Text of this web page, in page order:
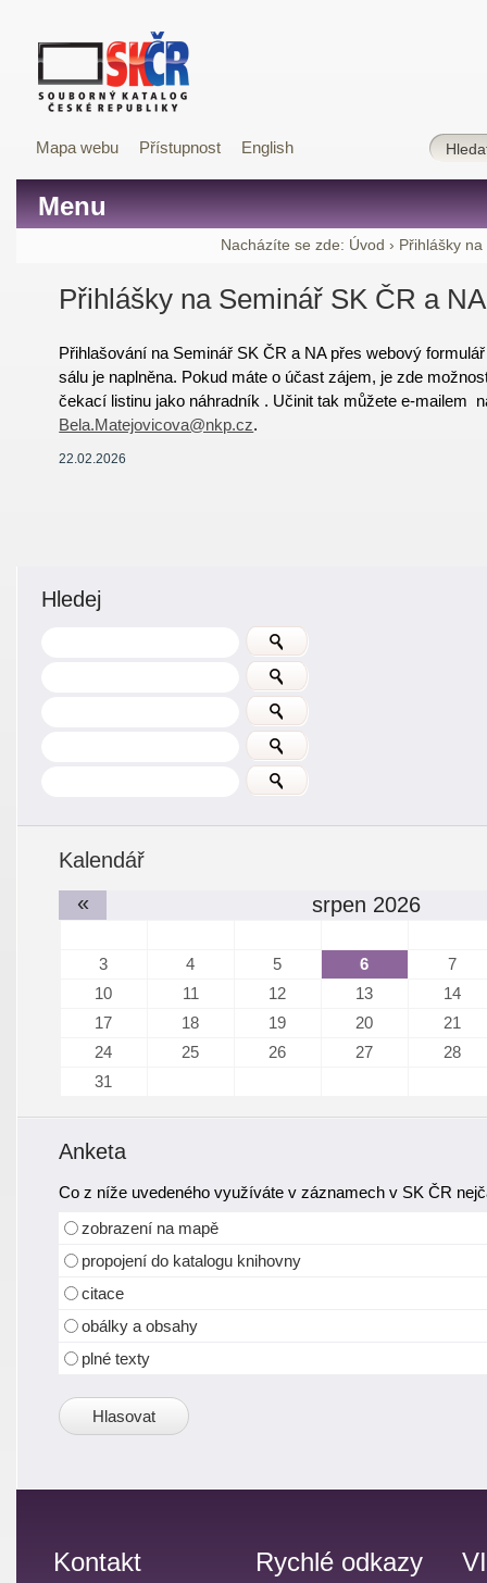
Mapa webu Přístupnost English
Menu
Nacházíte se zde: Úvod › Přihlášky
Přihlášky na Seminář SK ČR a
Přihlašování na Seminář SK ČR a NA přes webový
sálu je naplněna. Pokud máte o účast zájem, je zde
čekací listinu jako náhradník . Učinit tak můžete e-mailem
Bela.Matejovicova@nkp.cz.
22.02.2026
Hledej
Kalendář
«
srpen 2026
3 4 5 6
7
10
11 12 13
14
17
18 19 20
21
24
25 26 27
28
31
Anketa
Co z níže uvedeného využíváte v záznamech v SK ČR
zobrazení na mapě
propojení do katalogu knihovny
citace
obálky a obsahy
plné texty
Kontakt Rychlé odkazy